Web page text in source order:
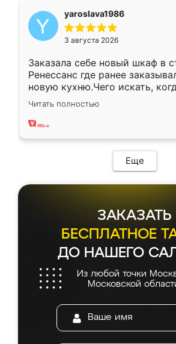
yaroslava1986
3 августа 2026
Заказала себе новый шкаф в
Ренессанс где ранее
новую кухню.Чего искать,
вполне довольна. Служит
два года, нареканий нет.
Читать полностью
Еще
ЗАКАЗАТЬ
БЕСПЛАТНОЕ
ДО НАШЕГО
Из любой точки
Московской